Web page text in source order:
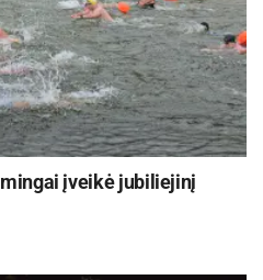
įveikė jubiliejinį